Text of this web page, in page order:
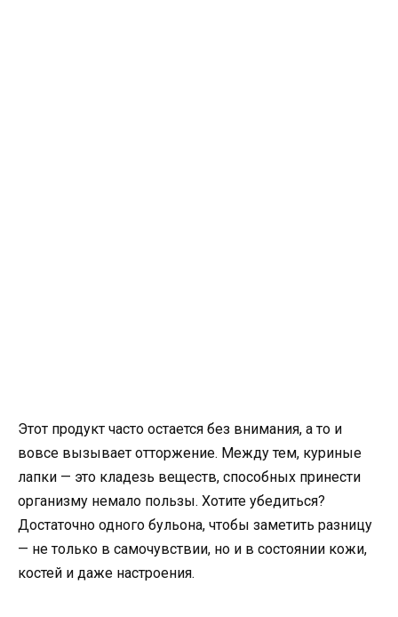
Этот продукт часто остается без внимания, а то и
вовсе вызывает отторжение. Между тем, куриные
лапки — это кладезь веществ, способных принести
организму немало пользы. Хотите убедиться?
Достаточно одного бульона, чтобы заметить разницу
— не только в самочувствии, но и в состоянии кожи,
костей и даже настроения.